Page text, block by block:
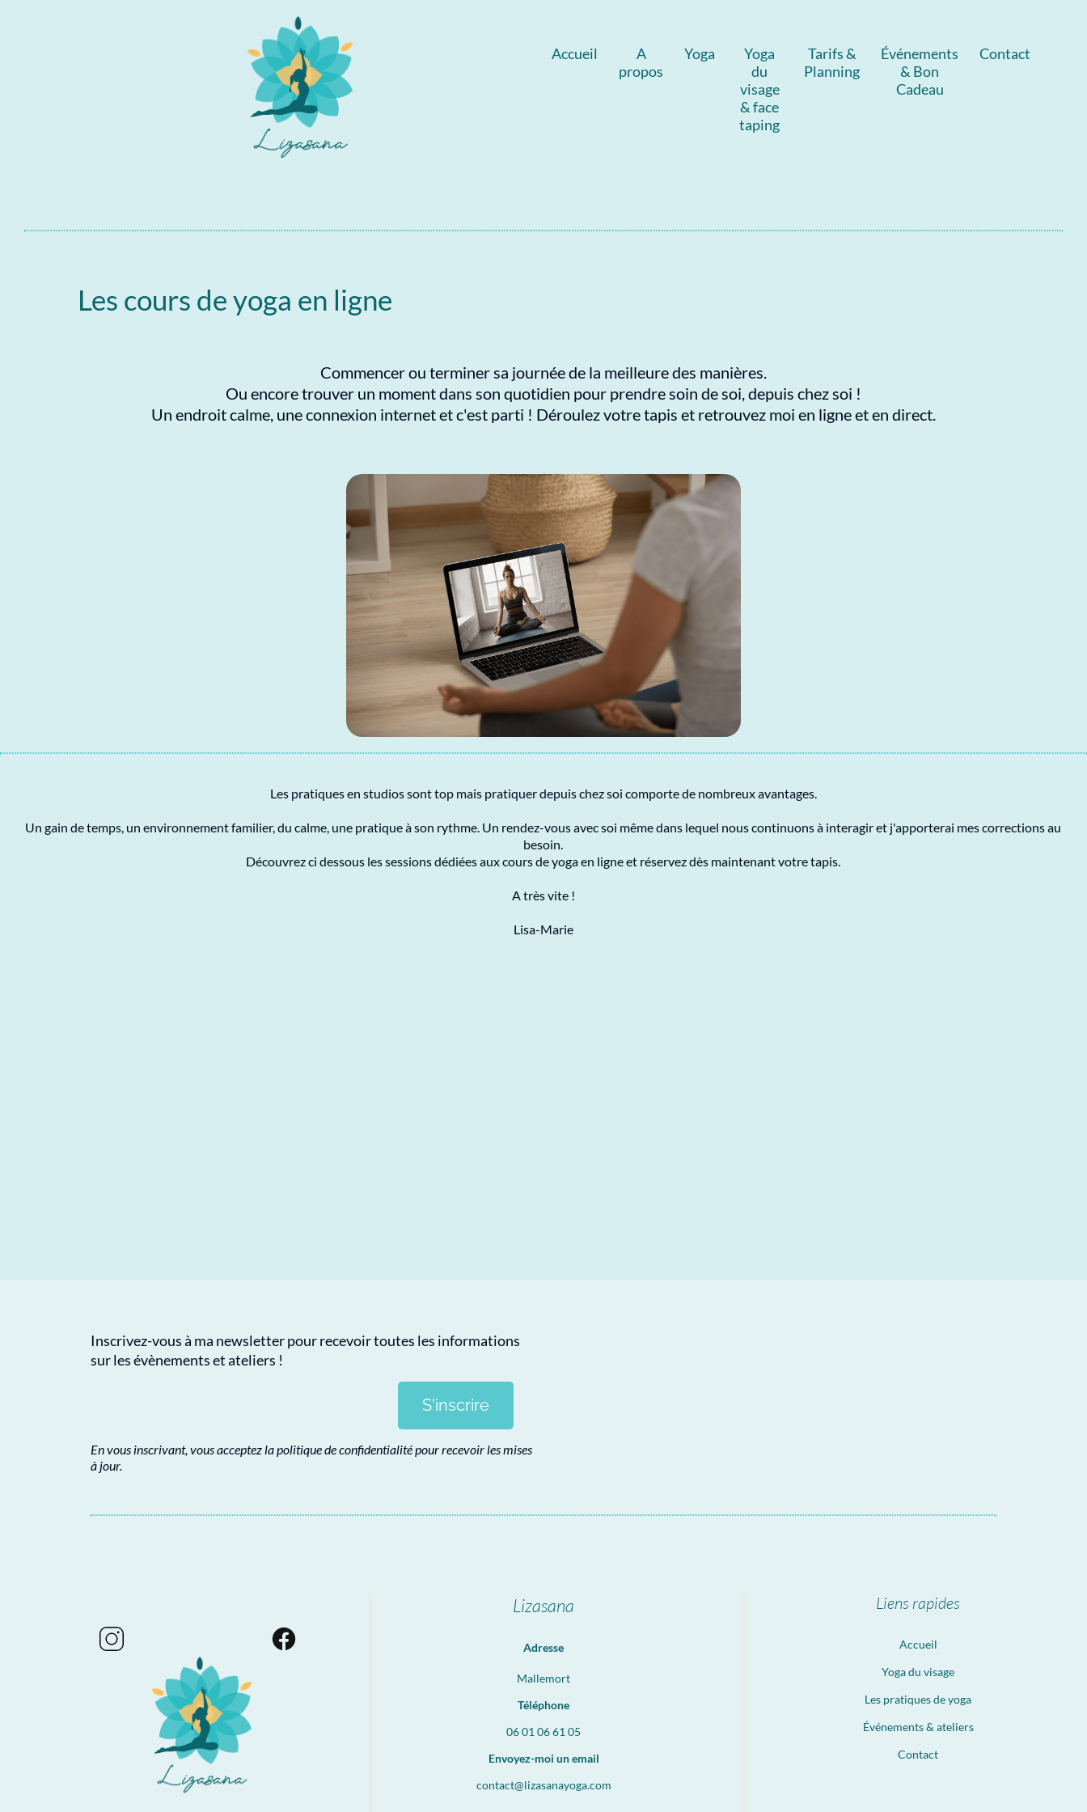
Accueil
A
propos
Yoga
Yoga
du
visage
& face
taping
Tarifs &
Planning
Événements
& Bon
Cadeau
Contact
Les cours de yoga en ligne
Commencer ou terminer sa journée de la meilleure des manières.
Ou encore trouver un moment dans son quotidien pour prendre soin de soi, depuis chez soi !
Un endroit calme, une connexion internet et c'est parti ! Déroulez votre tapis et retrouvez moi en ligne et en direct.
Les pratiques en studios sont top mais pratiquer depuis chez soi comporte de nombreux avantages.
Un gain de temps, un environnement familier, du calme, une pratique à son rythme. Un rendez-vous avec soi même dans lequel nous continuons à interagir et j'apporterai mes corrections au
besoin.
Découvrez ci dessous les sessions dédiées aux cours de yoga en ligne et réservez dès maintenant votre tapis.
A très vite !
Lisa-Marie
Inscrivez-vous à ma newsletter pour recevoir toutes les informations
sur les évènements et ateliers !
S'inscrire
En vous inscrivant, vous acceptez la politique de confidentialité pour recevoir les mises
à jour.
Lizasana
Adresse
Mallemort
Téléphone
06 01 06 61 05
Envoyez-moi un email
contact@lizasanayoga.com
Liens rapides
Accueil
Yoga du visage
Les pratiques de yoga
Événements & ateliers
Contact